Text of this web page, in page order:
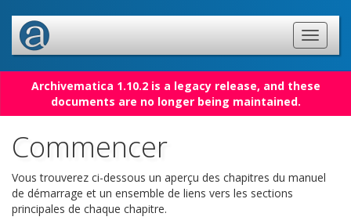
Archivematica 1.10.2 is a legacy release, and these
documents are no longer being maintained.
Commencer
Vous trouverez ci-dessous un aperçu des chapitres du manuel
de démarrage et un ensemble de liens vers les sections
principales de chaque chapitre.